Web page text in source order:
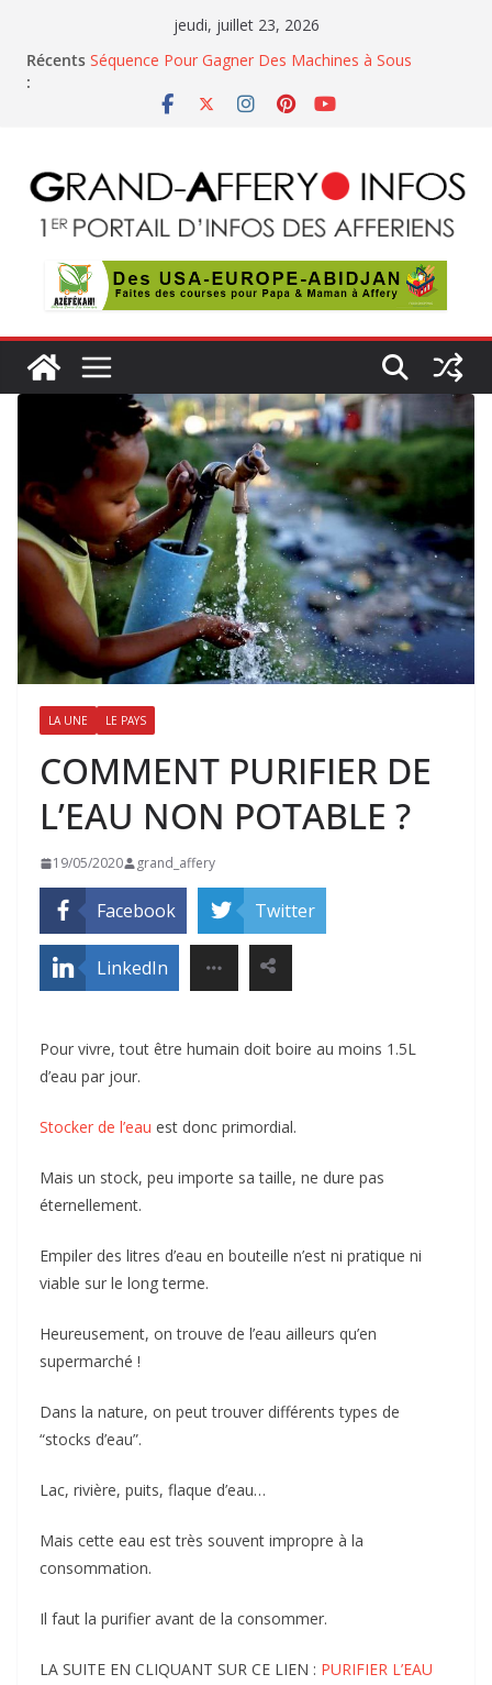
contenu
jeudi, juillet 23, 2026
Récents
:
Séquence Pour Gagner Des Machines à Sous
En Côte d’Ivoire, le trafic de gaz butane et son
florissante à double tranchant pour le pays
Casino Belge Gratuits
LA UNE LE PAYS
COMMENT PURIFIER DE
L’EAU NON POTABLE ?
19/05/2020 grand_affery
Facebook Twitter
LinkedIn
Pour vivre, tout être humain doit boire au moins 1.5L
d’eau par jour.
Stocker de l’eau est donc primordial.
Mais un stock, peu importe sa taille, ne dure pas
éternellement.
Empiler des litres d’eau en bouteille n’est ni pratique ni
viable sur le long terme.
Heureusement, on trouve de l’eau ailleurs qu’en
supermarché !
Dans la nature, on peut trouver différents types de
“stocks d’eau”.
Lac, rivière, puits, flaque d’eau…
Mais cette eau est très souvent impropre à la
consommation.
Il faut la purifier avant de la consommer.
LA SUITE EN CLIQUANT SUR CE LIEN : PURIFIER L’EAU